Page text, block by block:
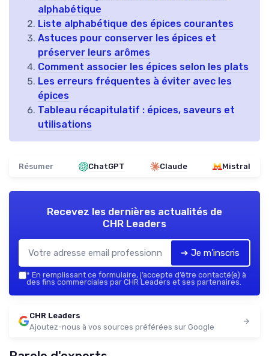
alphabétique
Liste alphabétique des épices courantes
Astuces pour conserver les épices et
préserver leurs arômes
Comment associer les épices selon les plats
Les erreurs fréquentes à éviter avec les
épices
Tableau récapitulatif : épices, saveurs et
utilisations
Résumer ChatGPT Claude Mistral
Recevez les dernières actualités de
CHR Leaders
➔ Je m'inscris
* En remplissant ce formulaire, j’accepte d’être contacté(e) à
des fins commerciales par CHR Leaders et ses partenaires.
CHR Leaders
Ajoutez-nous à vos sources préférées sur Google